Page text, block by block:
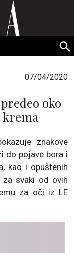
07/04/2020
oko
krema
znakove
do pojave bora i
kao i opuštenih
za svaki od ovih
za oči iz LE